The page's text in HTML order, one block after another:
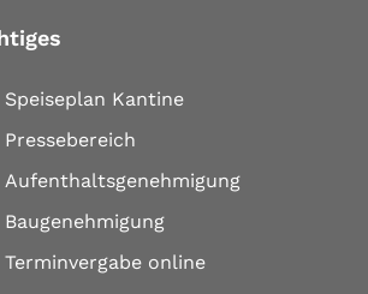
Speiseplan Kantine
Pressebereich
Aufenthaltsgenehmigung
Baugenehmigung
Terminvergabe online